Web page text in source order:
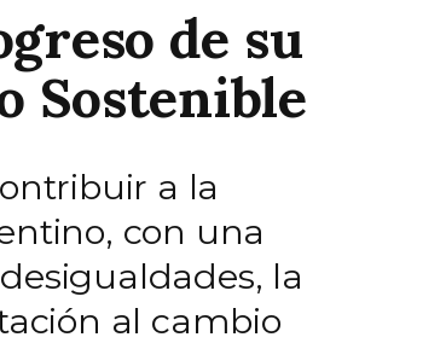
de su
Sostenible
a la
con una
la
al cambio